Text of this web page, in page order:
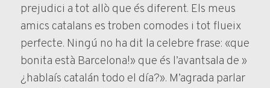
prejudici a tot allò que és diferent. Els meus
amics catalans es troben comodes i tot flueix
perfecte. Ningú no ha dit la celebre frase: «que
bonita està Barcelona!» que és l’avantsala de »
¿hablaís catalán todo el día?». M’agrada parlar